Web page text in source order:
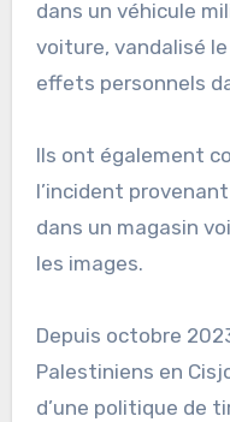
dans un véhicule
voiture, vandalisé
effets personnels
Ils ont également
l’incident
dans un magasin
les images.
Depuis octobre
Palestiniens en
d’une politique de